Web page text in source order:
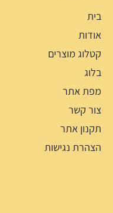
בית
אודות
קטלוג מוצרים
בלוג
מפת אתר
צור קשר
תקנון אתר
הצהרת נגישות